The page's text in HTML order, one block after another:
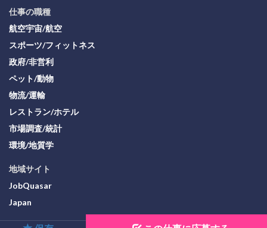
仕事の職種
航空宇宙/航空
スポーツ/フィットネス
政府/非営利
ペット/動物
物流/運輸
レストラン/ホテル
市場調査/統計
環境/地質学
地域サイト
JobQuasar
Japan